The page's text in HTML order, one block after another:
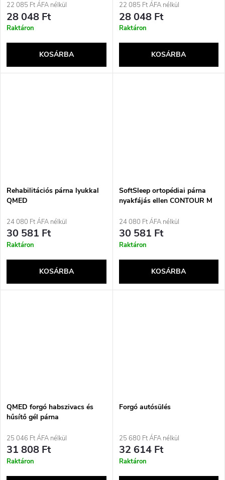
22 085 Ft ÁFA nélkül
28 048 Ft
Raktáron
KOSÁRBA
22 085 Ft ÁFA nélkül
28 048 Ft
Raktáron
KOSÁRBA
Rehabilitációs párna lyukkal
QMED
24 080 Ft ÁFA nélkül
30 581 Ft
Raktáron
KOSÁRBA
SoftSleep ortopédiai párna
nyakfájás ellen CONTOUR M
24 080 Ft ÁFA nélkül
30 581 Ft
Raktáron
KOSÁRBA
QMED forgó habszivacs és
hűsítő gél párna
25 046 Ft ÁFA nélkül
31 808 Ft
Raktáron
Forgó autósülés
25 680 Ft ÁFA nélkül
32 614 Ft
Raktáron